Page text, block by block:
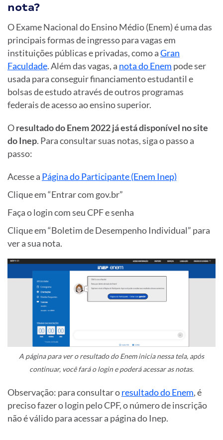
nota?
O Exame Nacional do Ensino Médio (Enem) é uma das
principais formas de ingresso para vagas em
instituições públicas e privadas, como aGran
Faculdade. Além das vagas, a nota do Enem pode ser
usada para conseguir financiamento estudantil e
bolsas de estudo através de outros programas
federais de acesso ao ensino superior.
Oresultado do Enem 2022 já está disponível no site
do Inep. Para consultar suas notas, siga o passo a
passo:
Acesse a Página do Participante (Enem Inep)
Clique em “Entrar com gov.br”
Faça o login com seu CPF e senha
Clique em “Boletim de Desempenho Individual” para
ver a sua nota.
A página para ver o resultado do Enem inicia nessa tela, após
continuar, você fará o login e poderá acessar as notas.
Observação: para consultar oresultado do Enem, é
preciso fazer o login pelo CPF, o número de inscrição
não é válido para acessar a página do Inep.